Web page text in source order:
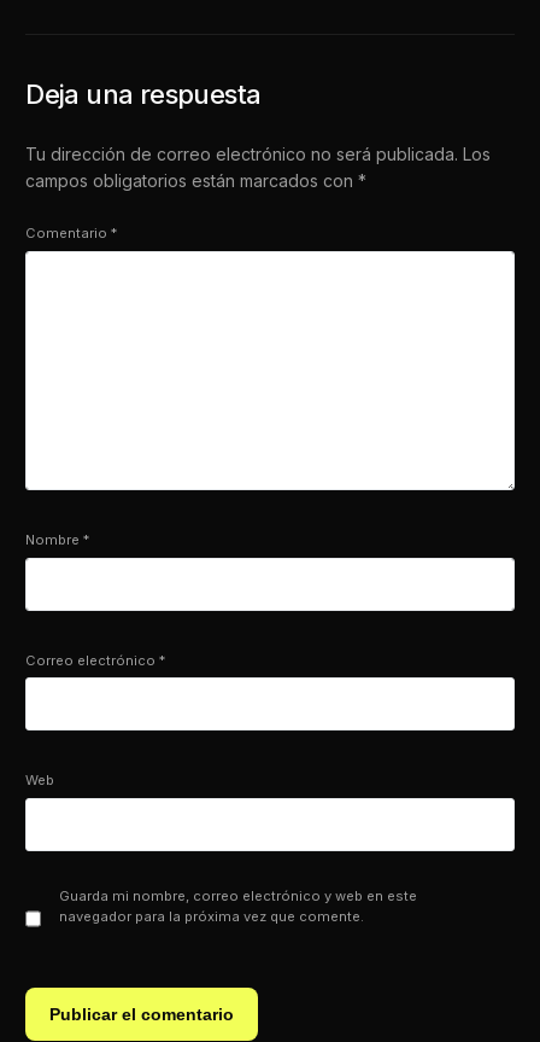
Deja una respuesta
Tu dirección de correo electrónico no será publicada. Los
campos obligatorios están marcados con*
Comentario*
Nombre*
Correo electrónico*
Web
Guarda mi nombre, correo electrónico y web en este
navegador para la próxima vez que comente.